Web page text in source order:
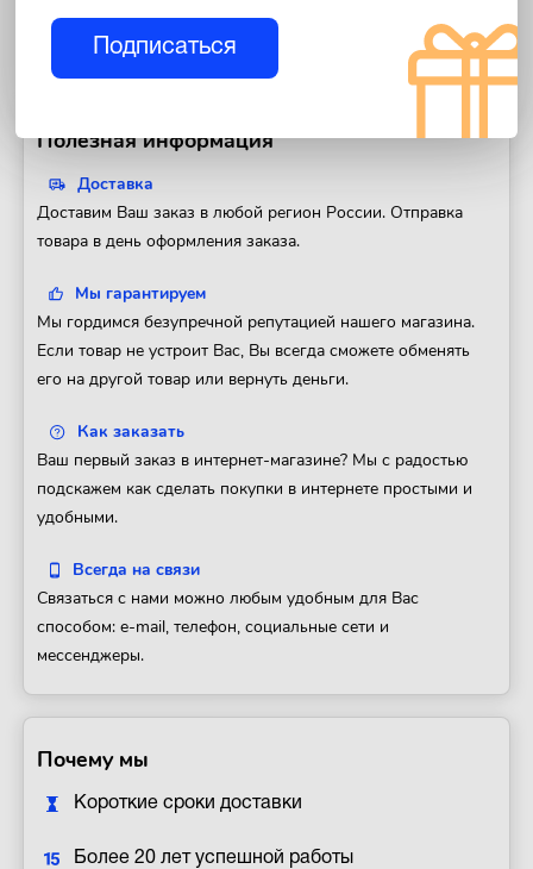
Полезная информация
Доставка
Доставим Ваш заказ в любой регион России. Отправка
товара в день оформления заказа.
Мы гарантируем
Мы гордимся безупречной репутацией нашего магазина.
Если товар не устроит Вас, Вы всегда сможете обменять
его на другой товар или вернуть деньги.
Как заказать
Ваш первый заказ в интернет-магазине? Мы с радостью
подскажем как сделать покупки в интернете простыми и
удобными.
Всегда на связи
Связаться с нами можно любым удобным для Вас
способом: e-mail, телефон, социальные сети и
мессенджеры.
Почему мы
Короткие сроки доставки
Более 20 лет успешной работы
Подписаться